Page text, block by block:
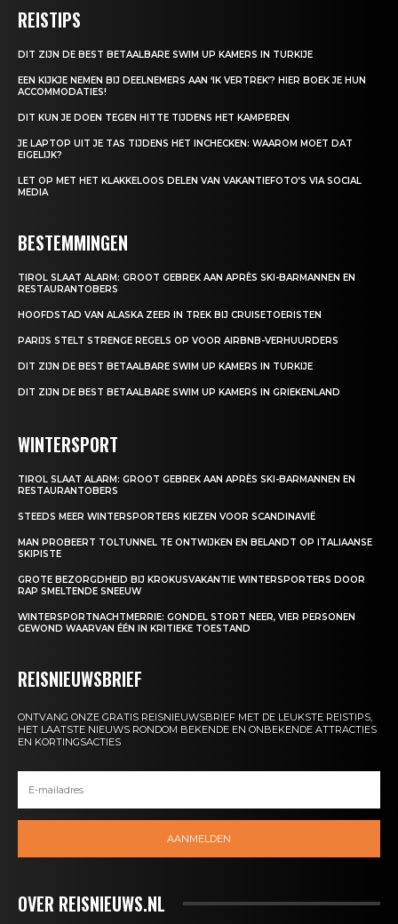
REISTIPS
DIT ZIJN DE BEST BETAALBARE SWIM UP KAMERS IN TURKIJE
EEN KIJKJE NEMEN BIJ DEELNEMERS AAN ‘IK VERTREK’? HIER BOEK JE HUN
ACCOMMODATIES!
DIT KUN JE DOEN TEGEN HITTE TIJDENS HET KAMPEREN
JE LAPTOP UIT JE TAS TIJDENS HET INCHECKEN: WAAROM MOET DAT
EIGELIJK?
LET OP MET HET KLAKKELOOS DELEN VAN VAKANTIEFOTO’S VIA SOCIAL
MEDIA
BESTEMMINGEN
TIROL SLAAT ALARM: GROOT GEBREK AAN APRÈS SKI-BARMANNEN EN
RESTAURANTOBERS
HOOFDSTAD VAN ALASKA ZEER IN TREK BIJ CRUISETOERISTEN
PARIJS STELT STRENGE REGELS OP VOOR AIRBNB-VERHUURDERS
DIT ZIJN DE BEST BETAALBARE SWIM UP KAMERS IN TURKIJE
DIT ZIJN DE BEST BETAALBARE SWIM UP KAMERS IN GRIEKENLAND
WINTERSPORT
TIROL SLAAT ALARM: GROOT GEBREK AAN APRÈS SKI-BARMANNEN EN
RESTAURANTOBERS
STEEDS MEER WINTERSPORTERS KIEZEN VOOR SCANDINAVIË
MAN PROBEERT TOLTUNNEL TE ONTWIJKEN EN BELANDT OP ITALIAANSE
SKIPISTE
GROTE BEZORGDHEID BIJ KROKUSVAKANTIE WINTERSPORTERS DOOR
RAP SMELTENDE SNEEUW
WINTERSPORTNACHTMERRIE: GONDEL STORT NEER, VIER PERSONEN
GEWOND WAARVAN ÉÉN IN KRITIEKE TOESTAND
REISNIEUWSBRIEF
ONTVANG ONZE GRATIS REISNIEUWSBRIEF MET DE LEUKSTE REISTIPS,
HET LAATSTE NIEUWS RONDOM BEKENDE EN ONBEKENDE ATTRACTIES
EN KORTINGSACTIES
AANMELDEN
OVER REISNIEUWS.NL